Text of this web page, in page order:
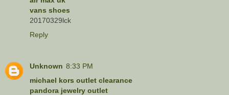
vans shoes
20170329lck
Reply
Unknown 8:33 PM
michael kors outlet clearance
pandora jewelry outlet